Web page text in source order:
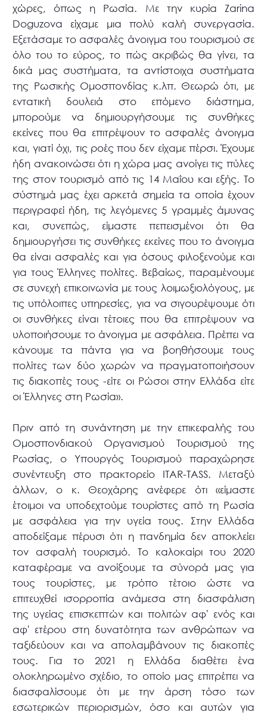
χώρες, όπως η Ρωσία. Mε την κυρία Zarina
Doguzova είχαμε μια πολύ καλή συνεργασία.
Εξετάσαμε το ασφαλές άνοιγμα του τουρισμού σε
όλο του το εύρος, το πώς ακριβώς θα γίνει, τα
δικά μας συστήματα, τα αντίστοιχα συστήματα
της Ρωσικής Ομοσπονδίας κ.λπ. Θεωρώ ότι, με
εντατική δουλειά στο επόμενο διάστημα,
μπορούμε να δημιουργήσουμε τις συνθήκες
εκείνες που θα επιτρέψουν το ασφαλές άνοιγμα
και, γιατί όχι, τις ροές που δεν είχαμε πέρσι. Έχουμε
ήδη ανακοινώσει ότι η χώρα μας ανοίγει τις πύλες
της στον τουρισμό από τις 14 Μαΐου και εξής. Το
σύστημά μας έχει αρκετά σημεία τα οποία έχουν
περιγραφεί ήδη, τις λεγόμενες 5 γραμμές άμυνας
και, συνεπώς, είμαστε πεπεισμένοι ότι θα
δημιουργήσει τις συνθήκες εκείνες που το άνοιγμα
θα είναι ασφαλές και για όσους φιλοξενούμε και
για τους Έλληνες πολίτες. Βεβαίως, παραμένουμε
σε συνεχή επικοινωνία με τους λοιμωξιολόγους, με
τις υπόλοιπες υπηρεσίες, για να σιγουρέψουμε ότι
οι συνθήκες είναι τέτοιες που θα επιτρέψουν να
υλοποιήσουμε το άνοιγμα με ασφάλεια. Πρέπει να
κάνουμε τα πάντα για να βοηθήσουμε τους
πολίτες των δύο χωρών να πραγματοποιήσουν
τις διακοπές τους -είτε οι Ρώσοι στην Ελλάδα είτε
οι Έλληνες στη Ρωσία».
Πριν από τη συνάντηση με την επικεφαλής του
Ομοσπονδιακού Οργανισμού Τουρισμού της
Ρωσίας, ο Υπουργός Τουρισμού παραχώρησε
συνέντευξη στο πρακτορείο ITAR-TASS. Μεταξύ
άλλων, ο κ. Θεοχάρης ανέφερε ότι «είμαστε
έτοιμοι να υποδεχτούμε τουρίστες από τη Ρωσία
με ασφάλεια για την υγεία τους. Στην Ελλάδα
αποδείξαμε πέρυσι ότι η πανδημία δεν αποκλείει
τον ασφαλή τουρισμό. Το καλοκαίρι του 2020
καταφέραμε να ανοίξουμε τα σύνορά μας για
τους τουρίστες, με τρόπο τέτοιο ώστε να
επιτευχθεί ισορροπία ανάμεσα στη διασφάλιση
της υγείας επισκεπτών και πολιτών αφ' ενός και
αφ' ετέρου στη δυνατότητα των ανθρώπων να
ταξιδεύουν και να απολαμβάνουν τις διακοπές
τους. Για το 2021 η Ελλάδα διαθέτει ένα
ολοκληρωμένο σχέδιο, το οποίο μας επιτρέπει να
διασφαλίσουμε ότι με την άρση τόσο των
εσωτερικών περιορισμών, όσο και αυτών για